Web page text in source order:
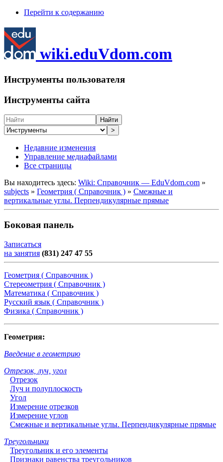
Перейти к содержанию
wiki.eduVdom.com
Инструменты пользователя
Инструменты сайта
Найти
>
Недавние изменения
Управление медиафайлами
Все страницы
Вы находитесь здесь: Wiki: Справочник — EduVdom.com »
subjects » Геометрия ( Справочник ) » Смежные и
вертикальные углы. Перпендикулярные прямые
Боковая панель
Записаться
на занятия (831) 247 47 55
Геометрия ( Справочник )
Стереометрия ( Справочник )
Математика ( Справочник )
Русский язык ( Справочник )
Физика ( Справочник )
Геометрия:
Введение в геометрию
Отрезок, луч, угол
Отрезок
Луч и полуплоскость
Угол
Измерение отрезков
Измерение углов
Смежные и вертикальные углы. Перпендикулярные прямые
Треугольники
Треугольник и его элементы
Признаки равенства треугольников